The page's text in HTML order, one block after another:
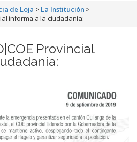
de Loja > La Institución >
informa a la ciudadanía:
Provincial